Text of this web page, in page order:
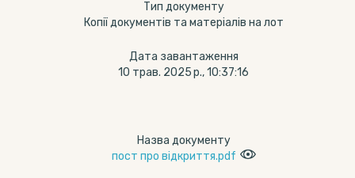
Тип документу
Копії документів та матеріалів на лот
Дата завантаження
10 трав. 2025 р., 10:37:16
Назва документу
пост про відкриття.pdf